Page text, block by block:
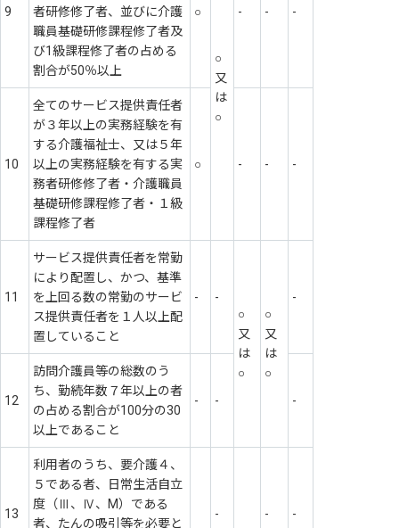
9
者研修修了者、並びに介護
職員基礎研修課程修了者及
び1級課程修了者の占める
割合が50％以上
○
○
又
は
○
- - -
10
全てのサービス提供責任者
が３年以上の実務経験を有
する介護福祉士、又は５年
以上の実務経験を有する実
務者研修修了者・介護職員
基礎研修課程修了者・１級
課程修了者
○ - - -
11
サービス提供責任者を常勤
により配置し、かつ、基準
を上回る数の常勤のサービ
ス提供責任者を１人以上配
置していること
-
-
○
又
は
○
○
又
は
○
-
12
訪問介護員等の総数のう
ち、勤続年数７年以上の者
の占める割合が100分の30
以上であること
- - -
13
利用者のうち、要介護４、
５である者、日常生活自立
度（Ⅲ、Ⅳ、M）である
者、たんの吸引等を必要と
-
- -